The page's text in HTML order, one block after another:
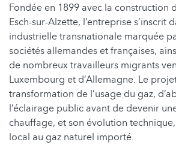
Fondée en 1899 avec la construction
Esch-sur-Alzette, l’entreprise s’inscrit
industrielle transnationale marquée
sociétés allemandes et françaises,
de nombreux travailleurs migrants
Luxembourg et d’Allemagne. Le
transformation de l’usage du gaz,
l’éclairage public avant de devenir
chauffage, et son évolution
local au gaz naturel importé.